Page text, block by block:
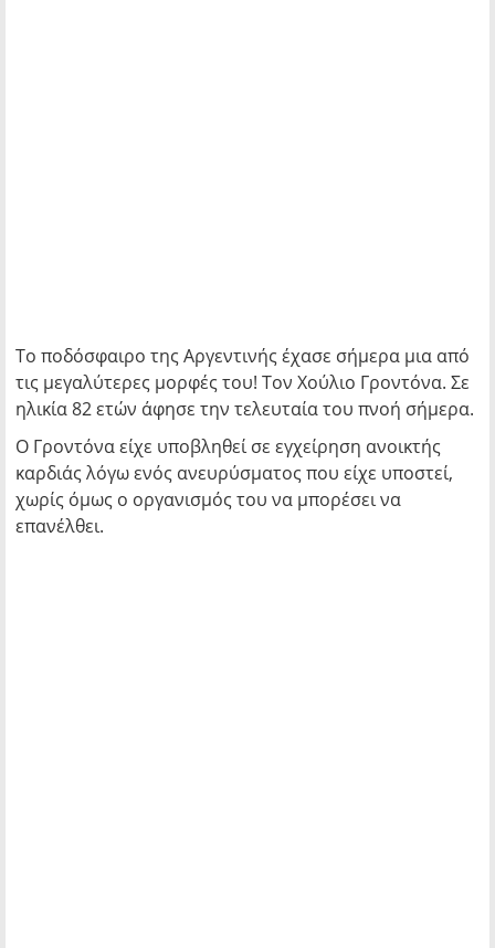
Το ποδόσφαιρο της Αργεντινής έχασε σήμερα μια από
τις μεγαλύτερες μορφές του! Τον Χούλιο Γροντόνα. Σε
ηλικία 82 ετών άφησε την τελευταία του πνοή σήμερα.
Ο Γροντόνα είχε υποβληθεί σε εγχείρηση ανοικτής
καρδιάς λόγω ενός ανευρύσματος που είχε υποστεί,
χωρίς όμως ο οργανισμός του να μπορέσει να
επανέλθει.